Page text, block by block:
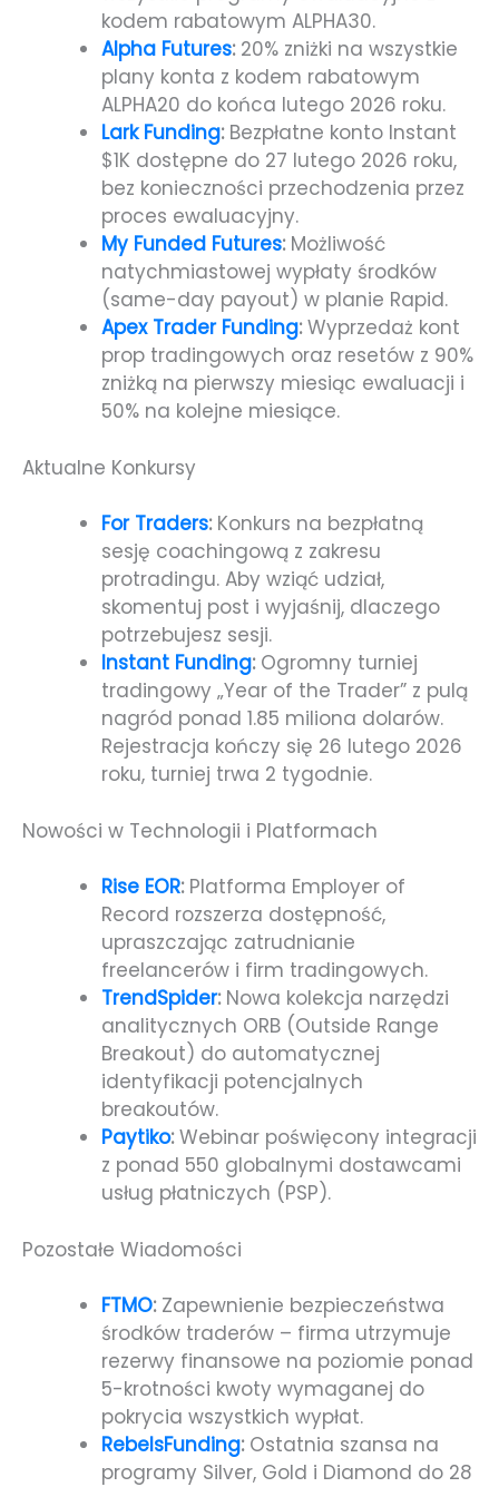
kodem rabatowym ALPHA30.
Alpha Futures:20% zniżki na wszystkie
plany konta z kodem rabatowym
ALPHA20 do końca lutego 2026 roku.
Lark Funding:Bezpłatne konto Instant
$1K dostępne do 27 lutego 2026 roku,
bez konieczności przechodzenia przez
proces ewaluacyjny.
My Funded Futures:Możliwość
natychmiastowej wypłaty środków
(same-day payout) w planie Rapid.
Apex Trader Funding:Wyprzedaż kont
prop tradingowych oraz resetów z 90%
zniżką na pierwszy miesiąc ewaluacji i
50% na kolejne miesiące.
Aktualne Konkursy
For Traders:Konkurs na bezpłatną
sesję coachingową z zakresu
protradingu. Aby wziąć udział,
skomentuj post i wyjaśnij, dlaczego
potrzebujesz sesji.
Instant Funding:Ogromny turniej
tradingowy „Year of the Trader” z pulą
nagród ponad 1.85 miliona dolarów.
Rejestracja kończy się 26 lutego 2026
roku, turniej trwa 2 tygodnie.
Nowości w Technologii i Platformach
Rise EOR:Platforma Employer of
Record rozszerza dostępność,
upraszczając zatrudnianie
freelancerów i firm tradingowych.
TrendSpider:Nowa kolekcja narzędzi
analitycznych ORB (Outside Range
Breakout) do automatycznej
identyfikacji potencjalnych
breakoutów.
Paytiko:Webinar poświęcony integracji
z ponad 550 globalnymi dostawcami
usług płatniczych (PSP).
Pozostałe Wiadomości
FTMO:Zapewnienie bezpieczeństwa
środków traderów – firma utrzymuje
rezerwy finansowe na poziomie ponad
5-krotności kwoty wymaganej do
pokrycia wszystkich wypłat.
RebelsFunding:Ostatnia szansa na
programy Silver, Gold i Diamond do 28